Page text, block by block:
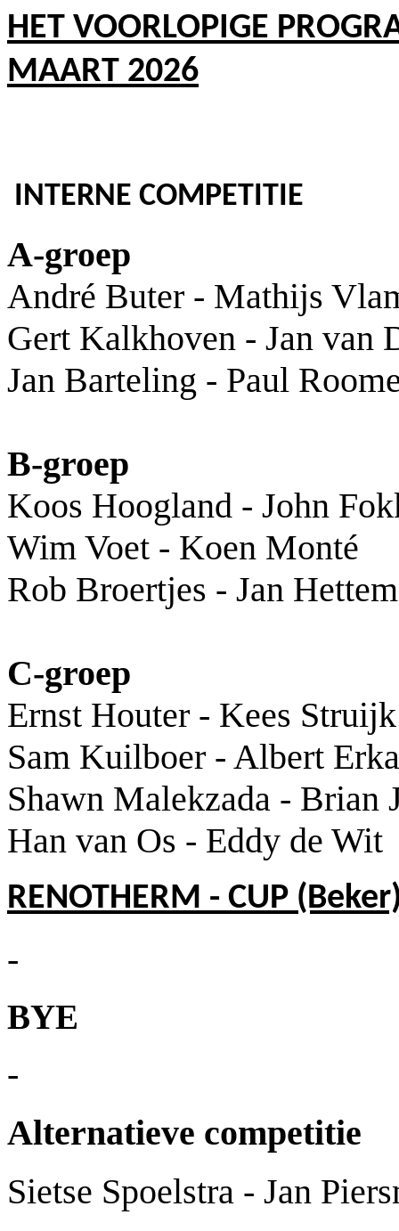
HET VOORLOPIGE
MAART 2026
INTERNE COMPETITIE
A-groep
André Buter - Mathijs
Gert Kalkhoven - Jan van
Jan Barteling - Paul
B-groep
Koos Hoogland - John
Wim Voet - Koen Monté
Rob Broertjes - Jan
C-groep
Ernst Houter - Kees Struijk
Sam Kuilboer - Albert
Shawn Malekzada - Brian
Han van Os - Eddy de Wit
RENOTHERM - CUP
-
BYE
-
Alternatieve competitie
Sietse Spoelstra - Jan